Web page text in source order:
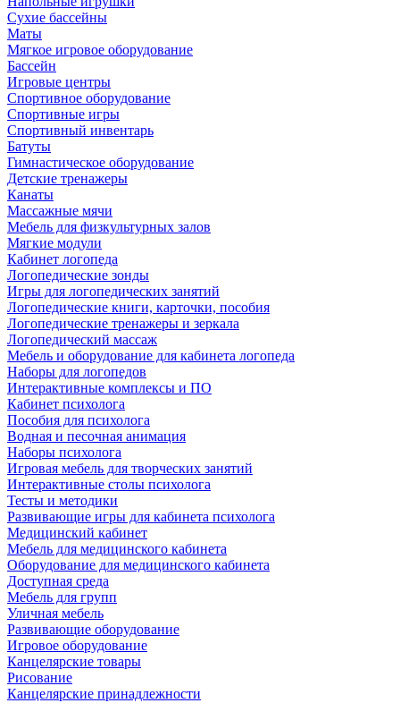
Сухие бассейны
Маты
Мягкое игровое оборудование
Бассейн
Игровые центры
Спортивное оборудование
Спортивные игры
Спортивный инвентарь
Батуты
Гимнастическое оборудование
Детские тренажеры
Канаты
Массажные мячи
Мебель для физкультурных залов
Мягкие модули
Кабинет логопеда
Логопедические зонды
Игры для логопедических занятий
Логопедические книги, карточки, пособия
Логопедические тренажеры и зеркала
Логопедический массаж
Мебель и оборудование для кабинета логопеда
Наборы для логопедов
Интерактивные комплексы и ПО
Кабинет психолога
Пособия для психолога
Водная и песочная анимация
Наборы психолога
Игровая мебель для творческих занятий
Интерактивные столы психолога
Тесты и методики
Развивающие игры для кабинета психолога
Медицинский кабинет
Мебель для медицинского кабинета
Оборудование для медицинского кабинета
Доступная среда
Мебель для групп
Уличная мебель
Развивающие оборудование
Игровое оборудование
Канцелярские товары
Рисование
Канцелярские принадлежности